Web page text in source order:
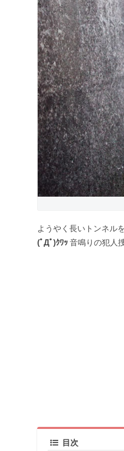
ようやく長いトンネル
(ﾟДﾟ)ｸﾜｯ 音鳴りの犯人
目次